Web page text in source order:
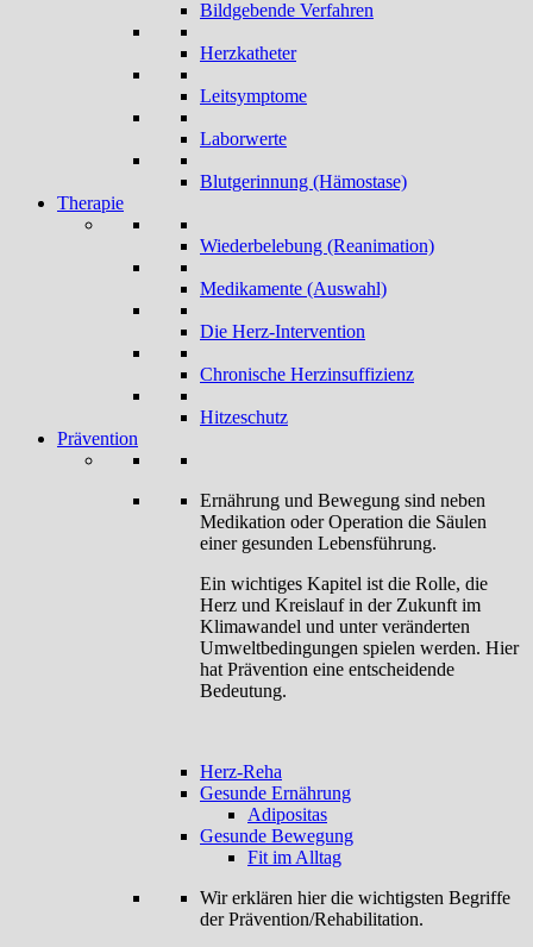
Bildgebende Verfahren
Herzkatheter
Leitsymptome
Laborwerte
Blutgerinnung (Hämostase)
Therapie
Wiederbelebung (Reanimation)
Medikamente (Auswahl)
Die Herz-Intervention
Chronische Herzinsuffizienz
Hitzeschutz
Prävention
Ernährung und Bewegung sind neben
Medikation oder Operation die Säulen
einer gesunden Lebensführung.
Ein wichtiges Kapitel ist die Rolle, die
Herz und Kreislauf in der Zukunft im
Klimawandel und unter veränderten
Umweltbedingungen spielen werden. Hier
hat Prävention eine entscheidende
Bedeutung.
Herz-Reha
Gesunde Ernährung
Adipositas
Gesunde Bewegung
Fit im Alltag
Wir erklären hier die wichtigsten Begriffe
der Prävention/Rehabilitation.